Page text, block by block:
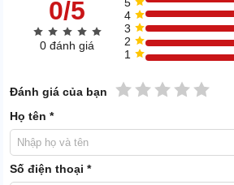
0/5
0 đánh giá
4
3
2
1
Đánh giá của bạn 5 sao
4 sao
3 sao
2 sao
1 sao
Họ tên *
Số điện thoại *